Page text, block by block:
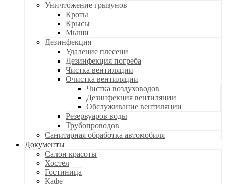
Уничтожение грызунов
Кроты
Крысы
Мыши
Дезинфекция
Удаление плесени
Дезинфекция погреба
Чистка вентиляции
Очистка вентиляции
Чистка воздуховодов
Дезинфекция вентиляции
Обслуживание вентиляции
Резервуаров воды
Трубопроводов
Санитарная обработка автомобиля
Документы
Салон красоты
Хостел
Гостиница
Кафе